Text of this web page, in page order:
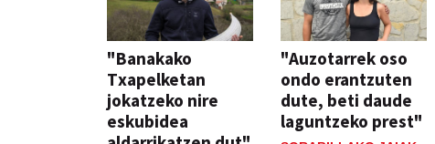
"Banakako
Txapelketan
jokatzeko nire
eskubidea
"Auzotarrek oso
ondo erantzuten
dute, beti daude
laguntzeko prest"